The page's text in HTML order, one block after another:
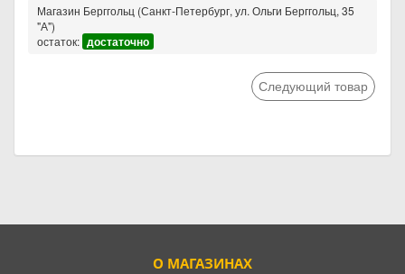
Магазин Берггольц (Санкт-Петербург, ул. Ольги Берггольц, 35
"А")
остаток: достаточно
Следующий товар
О МАГАЗИНАХ